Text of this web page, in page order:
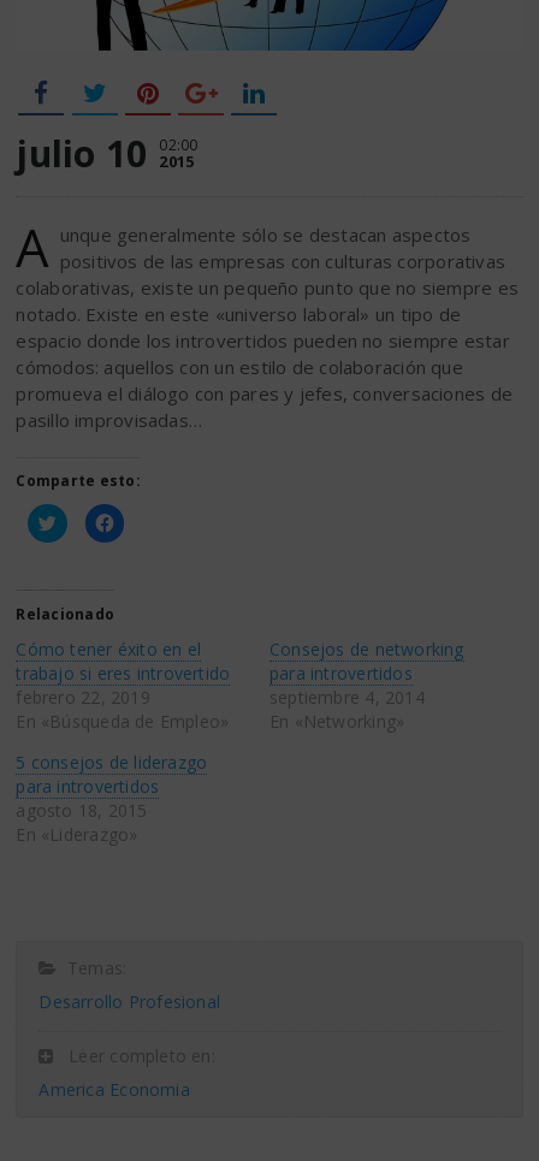
julio 10 02:00
2015
A unque generalmente sólo se destacan aspectos
positivos de las empresas con culturas corporativas
colaborativas, existe un pequeño punto que no siempre es
notado. Existe en este «universo laboral» un tipo de
espacio donde los introvertidos pueden no siempre estar
cómodos: aquellos con un estilo de colaboración que
promueva el diálogo con pares y jefes, conversaciones de
pasillo improvisadas…
Comparte esto:
Haz
clic
(Se
abre
una
ventana
nueva)
Haz
clic
una
ventana
nueva)
Relacionado
Cómo tener éxito en el
trabajo si eres introvertido
febrero 22, 2019
En «Búsqueda de Empleo»
Consejos de networking
para introvertidos
septiembre 4, 2014
En «Networking»
5 consejos de liderazgo
para introvertidos
agosto 18, 2015
En «Liderazgo»
Temas:
Desarrollo Profesional
Leer completo en:
America Economia